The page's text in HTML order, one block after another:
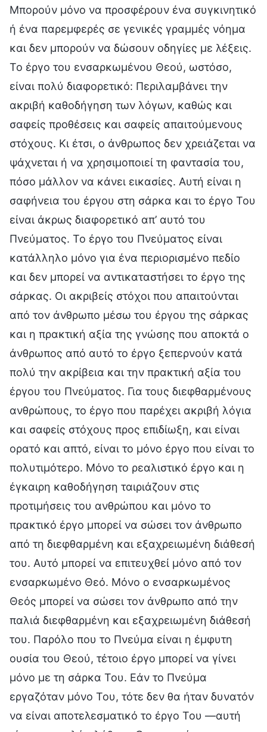
Μπορούν μόνο να προσφέρουν ένα συγκινητικό
ή ένα παρεμφερές σε γενικές γραμμές νόημα
και δεν μπορούν να δώσουν οδηγίες με λέξεις.
Το έργο του ενσαρκωμένου Θεού, ωστόσο,
είναι πολύ διαφορετικό: Περιλαμβάνει την
ακριβή καθοδήγηση των λόγων, καθώς και
σαφείς προθέσεις και σαφείς απαιτούμενους
στόχους. Κι έτσι, ο άνθρωπος δεν χρειάζεται να
ψάχνεται ή να χρησιμοποιεί τη φαντασία του,
πόσο μάλλον να κάνει εικασίες. Αυτή είναι η
σαφήνεια του έργου στη σάρκα και το έργο Του
είναι άκρως διαφορετικό απ’ αυτό του
Πνεύματος. Το έργο του Πνεύματος είναι
κατάλληλο μόνο για ένα περιορισμένο πεδίο
και δεν μπορεί να αντικαταστήσει το έργο της
σάρκας. Οι ακριβείς στόχοι που απαιτούνται
από τον άνθρωπο μέσω του έργου της σάρκας
και η πρακτική αξία της γνώσης που αποκτά ο
άνθρωπος από αυτό το έργο ξεπερνούν κατά
πολύ την ακρίβεια και την πρακτική αξία του
έργου του Πνεύματος. Για τους διεφθαρμένους
ανθρώπους, το έργο που παρέχει ακριβή λόγια
και σαφείς στόχους προς επιδίωξη, και είναι
ορατό και απτό, είναι το μόνο έργο που είναι το
πολυτιμότερο. Μόνο το ρεαλιστικό έργο και η
έγκαιρη καθοδήγηση ταιριάζουν στις
προτιμήσεις του ανθρώπου και μόνο το
πρακτικό έργο μπορεί να σώσει τον άνθρωπο
από τη διεφθαρμένη και εξαχρειωμένη διάθεσή
του. Αυτό μπορεί να επιτευχθεί μόνο από τον
ενσαρκωμένο Θεό. Μόνο ο ενσαρκωμένος
Θεός μπορεί να σώσει τον άνθρωπο από την
παλιά διεφθαρμένη και εξαχρειωμένη διάθεσή
του. Παρόλο που το Πνεύμα είναι η έμφυτη
ουσία του Θεού, τέτοιο έργο μπορεί να γίνει
μόνο με τη σάρκα Του. Εάν το Πνεύμα
εργαζόταν μόνο Του, τότε δεν θα ήταν δυνατόν
να είναι αποτελεσματικό το έργο Του —αυτή